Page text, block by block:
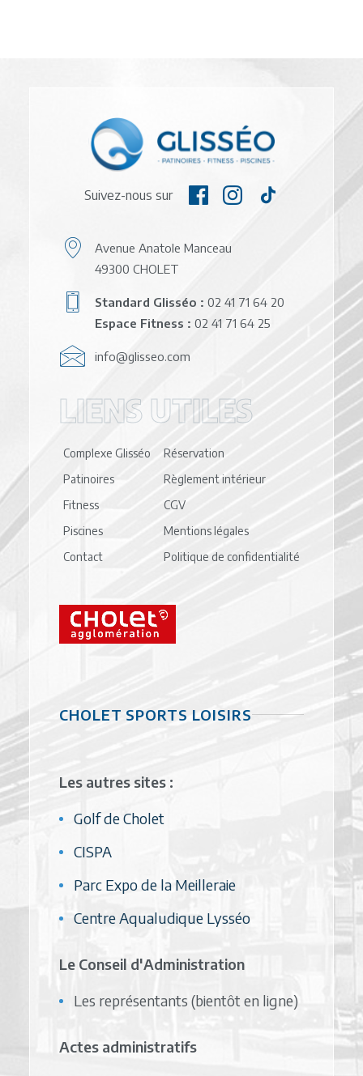
Suivez-nous sur
Avenue Anatole Manceau
49300 CHOLET
Standard Glisséo : 02 41 71 64 20
Espace Fitness : 02 41 71 64 25
info@glisseo.com
LIENS UTILES
Complexe Glisséo
Patinoires
Fitness
Piscines
Contact
Réservation
Règlement intérieur
CGV
Mentions légales
Politique de confidentialité
CHOLET SPORTS LOISIRS
Les autres sites :
Golf de Cholet
CISPA
Parc Expo de la Meilleraie
Centre Aqualudique Lysséo
Le Conseil d'Administration
Les représentants (bientôt en ligne)
Actes administratifs